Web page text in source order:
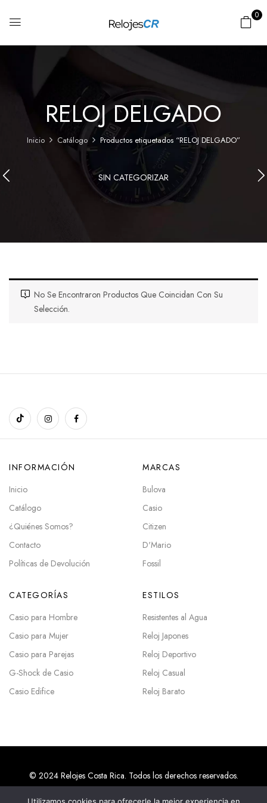
0
RELOJ DELGADO
Inicio Catálogo Productos etiquetados “RELOJ DELGADO”
SIN CATEGORIZAR
No Se Encontraron Productos Que Coincidan Con Su
Selección.
INFORMACIÓN
Inicio
Catálogo
¿Quiénes Somos?
Contacto
Políticas de Devolución
MARCAS
Bulova
Casio
Citizen
D'Mario
Fossil
CATEGORÍAS
Casio para Hombre
Casio para Mujer
Casio para Parejas
G-Shock de Casio
Casio Edifice
ESTILOS
Resistentes al Agua
Reloj Japones
Reloj Deportivo
Reloj Casual
Reloj Barato
© 2024 Relojes Costa Rica. Todos los derechos reservados.